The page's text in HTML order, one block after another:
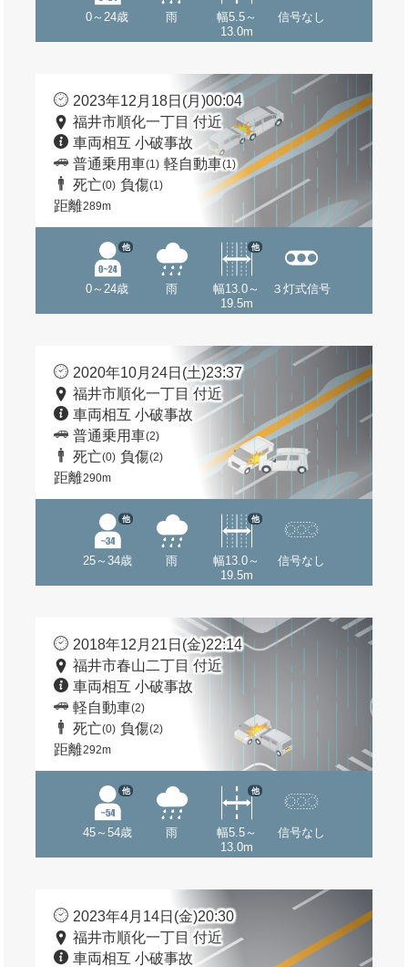
0～24歳 雨
幅5.5～
13.0m
信号なし
2023年12月18日(月)00:04
福井市順化一丁目 付近
車両相互 小破事故
普通乗用車(1) 軽自動車(1)
死亡(0) 負傷(1)
距離289m
0～24歳
他
雨
幅13.0～
19.5m
他
３灯式信号
2020年10月24日(土)23:37
福井市順化一丁目 付近
車両相互 小破事故
普通乗用車(2)
死亡(0) 負傷(2)
距離290m
25～34歳
他
雨
幅13.0～
19.5m
他
信号なし
2018年12月21日(金)22:14
福井市春山二丁目 付近
車両相互 小破事故
軽自動車(2)
死亡(0) 負傷(2)
距離292m
45～54歳
他
雨
幅5.5～
13.0m
他
信号なし
2023年4月14日(金)20:30
福井市順化一丁目 付近
車両相互 小破事故